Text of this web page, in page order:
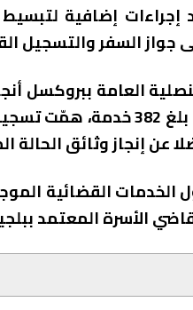
إضافية
جواز السفر والتسجيل
85 ألف خدمة قنصلية، بمعدل
عن إنجاز وثائق الحالة
القضائية
الأسرة المعتمد